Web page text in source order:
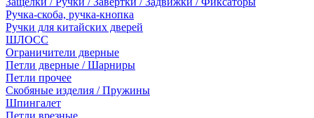
Ручка-скоба, ручка-кнопка
Ручки для китайских дверей
ШЛОСС
Ограничители дверные
Петли дверные / Шарниры
Петли прочее
Скобяные изделия / Пружины
Шпингалет
Петли врезные